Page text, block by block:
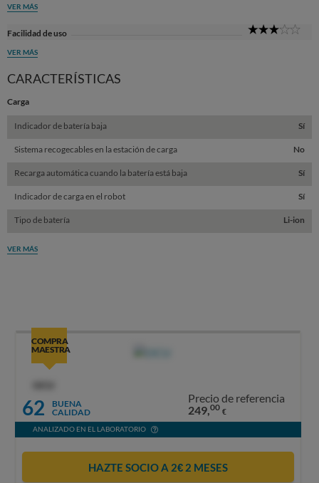
VER MÁS
Facilidad de uso
VER MÁS
CARACTERÍSTICAS
Carga
Indicador de batería baja Sí
Sistema recogecables en la estación de carga No
Recarga automática cuando la batería está baja Sí
Indicador de carga en el robot Sí
Tipo de batería Li-ion
VER MÁS
COMPRA
MAESTRA
62
BUENA
CALIDAD
Precio de referencia
249,00 €
ANALIZADO EN EL LABORATORIO
HAZTE SOCIO A 2€ 2 MESES